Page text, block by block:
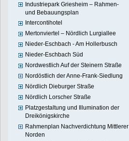
Industriepark Griesheim – Rahmen-
und Bebauungsplan
Intercontihotel
Mertonviertel – Nördlich Lurgiallee
Nieder-Eschbach - Am Hollerbusch
Nieder-Eschbach Süd
Nordwestlich Auf der Steinern Straße
Nordöstlich der Anne-Frank-Siedlung
Nördlich Dieburger Straße
Nördlich Lorscher Straße
Platzgestaltung und Illumination der
Dreikönigskirche
Rahmenplan Nachverdichtung Mittlerer
Norden